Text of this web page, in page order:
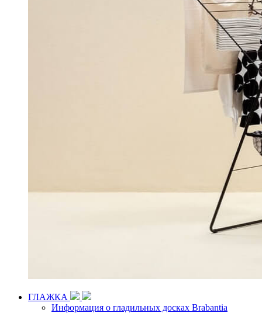
ГЛАЖКА
Информация о гладильных досках Brabantia